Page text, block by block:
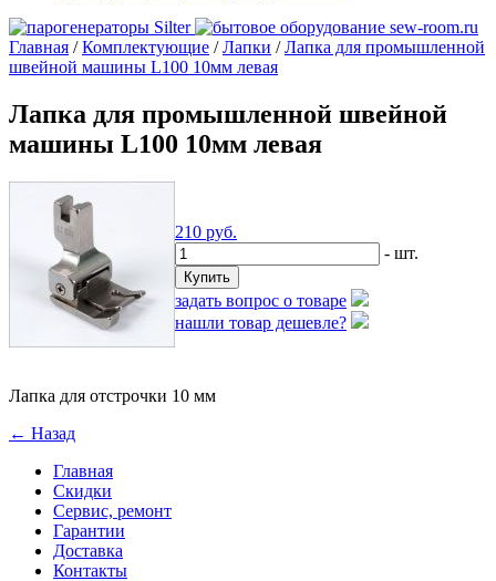
Главная /Комплектующие /Лапки /Лапка для промышленной
швейной машины L100 10мм левая
Лапка для промышленной швейной
машины L100 10мм левая
210 руб.
- шт.
задать вопрос о товаре
нашли товар дешевле?
Лапка для отстрочки 10 мм
← Назад
Главная
Скидки
Сервис, ремонт
Гарантии
Доставка
Контакты